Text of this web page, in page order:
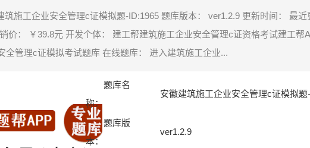
筑施工企业安全管理c证模拟题-ID:1965 题库版本： ver1.2.9 更新时间： 最近
￥39.8元 开发个体： 建工帮建筑施工企业安全管理c证资格考试建工帮
全管理c证模拟考试题库 在线题库： 进入建筑施工企业...
题库名
称：
安徽建筑施工企业安全管理c证模拟题
题库版
本：
ver1.2.9